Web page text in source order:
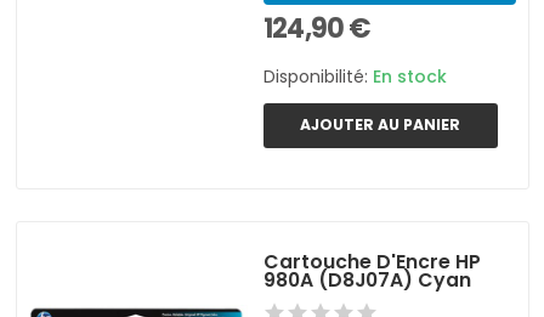
124,90 €
Disponibilité: En stock
AJOUTER AU PANIER
Cartouche D'Encre HP
980A (D8J07A) Cyan